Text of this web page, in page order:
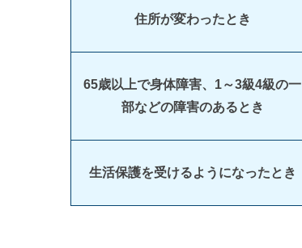
住所が変わったとき
65歳以上で身体障害、1～3級4級の一
部などの障害のあるとき
生活保護を受けるようになったとき